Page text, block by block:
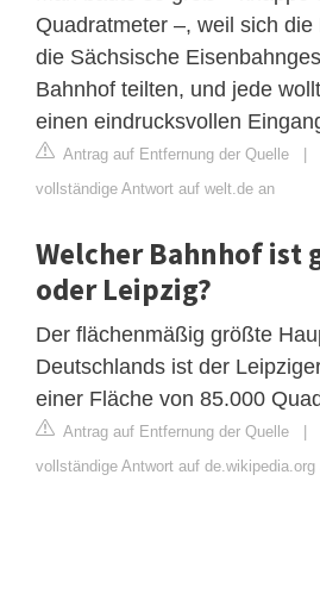
Quadratmeter –, weil sich
die Sächsische
Bahnhof teilten, und jede
einen eindrucksvollen
Antrag auf Entfernung der Quelle |
vollständige Antwort auf welt.de an
Welcher Bahnhof ist
oder Leipzig?
Der flächenmäßig größte
Deutschlands ist der
einer Fläche von 85.000
Antrag auf Entfernung der Quelle |
vollständige Antwort auf de.wikipedia.org